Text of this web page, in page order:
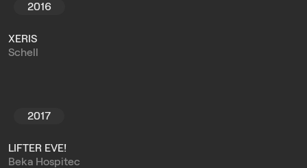
2016
XERIS
Schell
2017
LIFTER EVE!
Beka Hospitec